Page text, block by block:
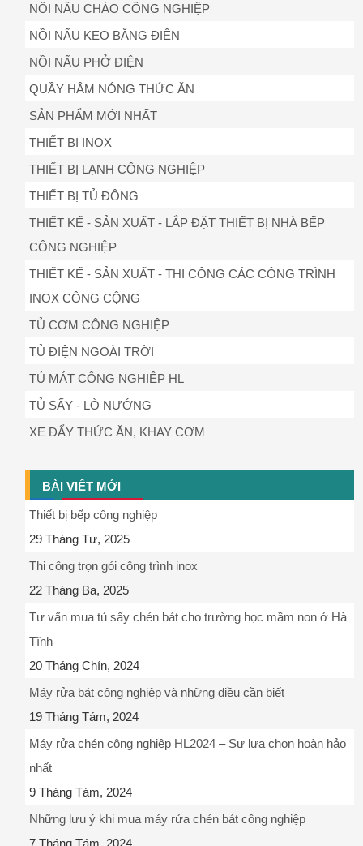
NỒI NẤU CHÁO CÔNG NGHIỆP
NỒI NẤU KẸO BẰNG ĐIỆN
NỒI NẤU PHỞ ĐIỆN
QUẦY HÂM NÓNG THỨC ĂN
SẢN PHẨM MỚI NHẤT
THIẾT BỊ INOX
THIẾT BỊ LẠNH CÔNG NGHIỆP
THIẾT BỊ TỦ ĐÔNG
THIẾT KẾ - SẢN XUẤT - LẮP ĐẶT THIẾT BỊ NHÀ BẾP
CÔNG NGHIỆP
THIẾT KẾ - SẢN XUẤT - THI CÔNG CÁC CÔNG TRÌNH
INOX CÔNG CỘNG
TỦ CƠM CÔNG NGHIỆP
TỦ ĐIỆN NGOÀI TRỜI
TỦ MÁT CÔNG NGHIỆP HL
TỦ SẤY - LÒ NƯỚNG
XE ĐẨY THỨC ĂN, KHAY CƠM
BÀI VIẾT MỚI
Thiết bị bếp công nghiệp
29 Tháng Tư, 2025
Thi công trọn gói công trình inox
22 Tháng Ba, 2025
Tư vấn mua tủ sấy chén bát cho trường học mầm non ở Hà
Tĩnh
20 Tháng Chín, 2024
Máy rửa bát công nghiệp và những điều cần biết
19 Tháng Tám, 2024
Máy rửa chén công nghiệp HL2024 – Sự lựa chọn hoàn hảo
nhất
9 Tháng Tám, 2024
Những lưu ý khi mua máy rửa chén bát công nghiệp
7 Tháng Tám, 2024